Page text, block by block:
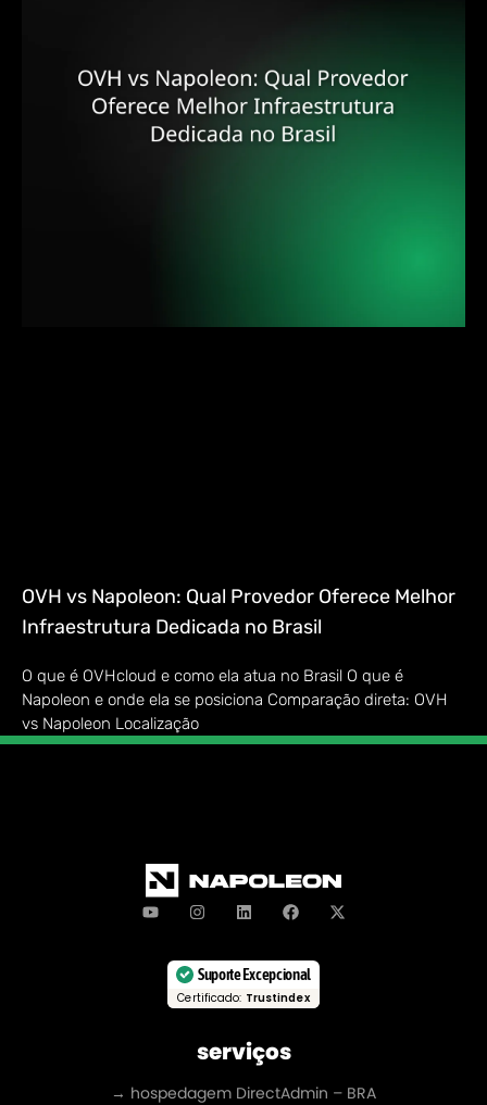
OVH vs Napoleon: Qual Provedor Oferece Melhor
Infraestrutura Dedicada no Brasil
O que é OVHcloud e como ela atua no Brasil O que é
Napoleon e onde ela se posiciona Comparação direta: OVH
vs Napoleon Localização
Suporte Excepcional
Certificado: Trustindex
serviços
→ hospedagem DirectAdmin – BRA